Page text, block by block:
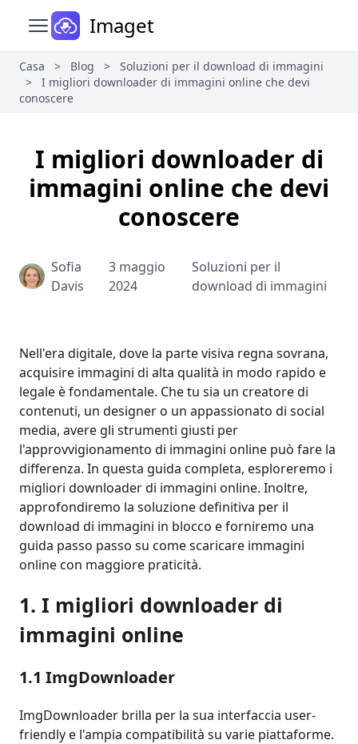
Apri il menu principale
Imaget
Casa > Blog >
Soluzioni per il download di immagini
>
I migliori downloader di immagini online che devi
conoscere
I migliori downloader di
immagini online che devi
conoscere
Sofia
Davis
3 maggio
2024
Soluzioni per il
download di immagini
Nell'era digitale, dove la parte visiva regna sovrana,
acquisire immagini di alta qualità in modo rapido e
legale è fondamentale. Che tu sia un creatore di
contenuti, un designer o un appassionato di social
media, avere gli strumenti giusti per
l'approvvigionamento di immagini online può fare la
differenza. In questa guida completa, esploreremo i
migliori downloader di immagini online. Inoltre,
approfondiremo la soluzione definitiva per il
download di immagini in blocco e forniremo una
guida passo passo su come scaricare immagini
online con maggiore praticità.
1. I migliori downloader di
immagini online
1.1 ImgDownloader
ImgDownloader brilla per la sua interfaccia user-
friendly e l'ampia compatibilità su varie piattaforme.